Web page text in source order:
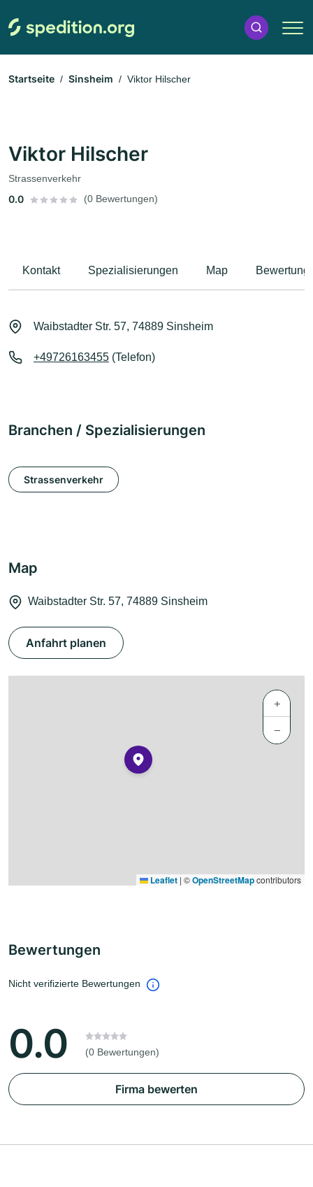
Startseite Sinsheim Viktor Hilscher
Viktor Hilscher
Strassenverkehr
0.0 (0 Bewertungen)
Kontakt Spezialisierungen Map
Waibstadter Str. 57, 74889 Sinsheim
+49726163455 (Telefon)
Branchen / Spezialisierungen
Strassenverkehr
Map
Waibstadter Str. 57, 74889 Sinsheim
Anfahrt planen
+
−
Leaflet | ©OpenStreetMapcontributors
Bewertungen
Nicht verifizierte Bewertungen
0.0 (0 Bewertungen)
Firma bewerten